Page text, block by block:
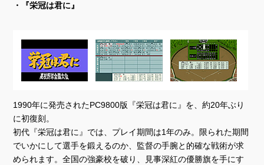
・『栄冠は君に』
1990年に発売されたPC9800版『栄冠は君に』を、約20年ぶり
に初復刻。
初代『栄冠は君に』では、プレイ期間は1年のみ。限られた期間
でいかにして選手を鍛えるのか、監督の手腕と的確な戦術が求
められます。全国の強豪校を破り、見事深紅の優勝旗を手にす